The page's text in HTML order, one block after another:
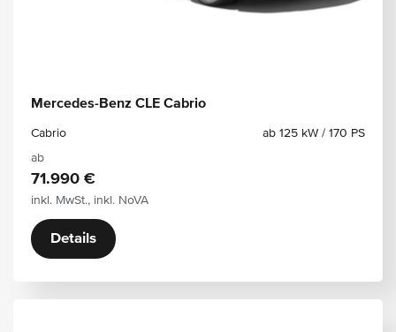
Mercedes-Benz CLE Cabrio
Cabrio
ab 125 kW / 170 PS
ab
71.990 €
inkl. MwSt., inkl. NoVA
Details